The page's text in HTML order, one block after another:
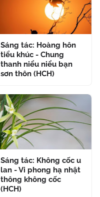
Sáng tác: Hoàng hôn
tiểu khúc - Chung
thanh niểu niểu bạn
sơn thôn (HCH)
Sáng tác: Không cốc u
lan - Vi phong hạ nhật
thông không cốc
(HCH)